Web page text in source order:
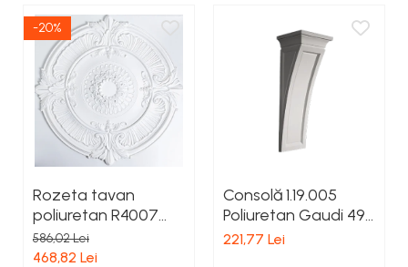
-20%
Rozeta tavan
poliuretan R4007
diametru 1010 mm
586,02 Lei
468,82 Lei
Consolă 1.19.005
Poliuretan Gaudi 496
x 188 x 163 mm
221,77 Lei